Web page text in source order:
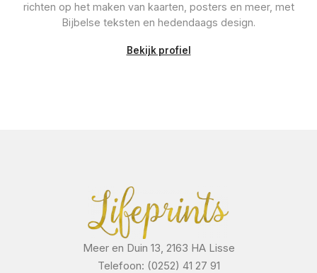
richten op het maken van kaarten, posters en meer, met
Bijbelse teksten en hedendaags design.
Bekijk profiel
Meer en Duin 13, 2163 HA Lisse
Telefoon: (0252) 41 27 91